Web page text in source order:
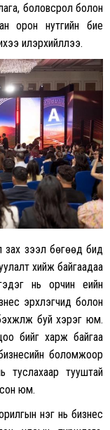
боловсрол болон
орон нутгийн бие
илэрхийллээ.
зах зээл бөгөөд бид
хийж байгаадаа
нь орчин үеийн
эрхлэгчид болон
буй хэрэг юм.
бийг харж байгаа
боломжоор
туслахаар тууштай
юм.
нэг нь бизнес